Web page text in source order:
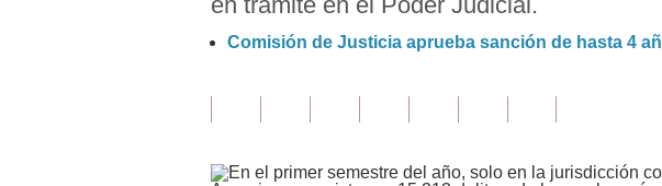
Comisión de Justicia aprueba sanción de hasta 4